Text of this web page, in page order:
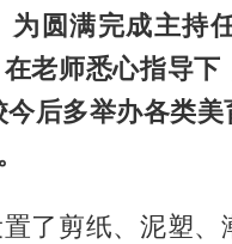
为圆满完成主持
老师悉心指导
今后多举办各类
了剪纸、泥塑